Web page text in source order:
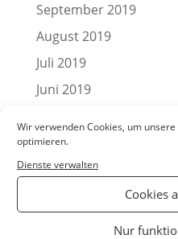
Wir verwenden Cookies, um
optimieren.
Dienste verwalten
Cookies
Nur
September 2019
August 2019
Juli 2019
Juni 2019
April 2019
März 2019